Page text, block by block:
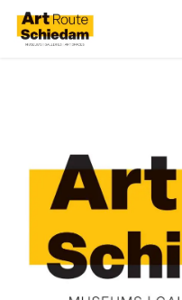
Overslaan naar inhoud